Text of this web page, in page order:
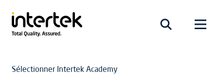
Sélectionner Intertek Academy